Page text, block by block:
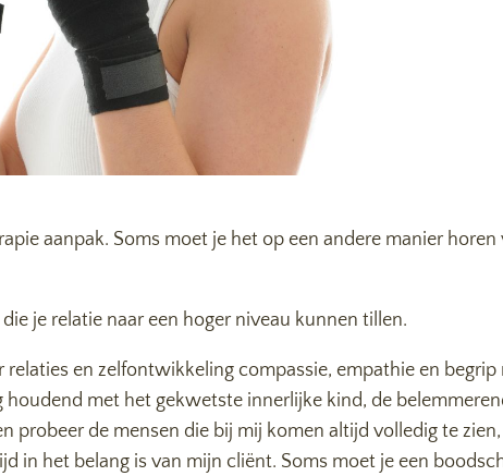
aanpak. Soms moet je het op een andere manier
je relatie naar een hoger niveau kunnen tillen.
en zelfontwikkeling compassie, empathie en begrip
met het gekwetste innerlijke kind, de
probeer de mensen die bij mij komen altijd volledig te
in het belang is van mijn cliënt. Soms moet je een